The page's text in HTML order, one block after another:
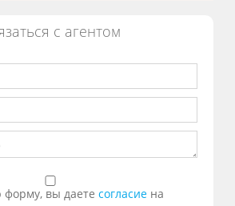
с агентом
форму, вы даетесогласие на